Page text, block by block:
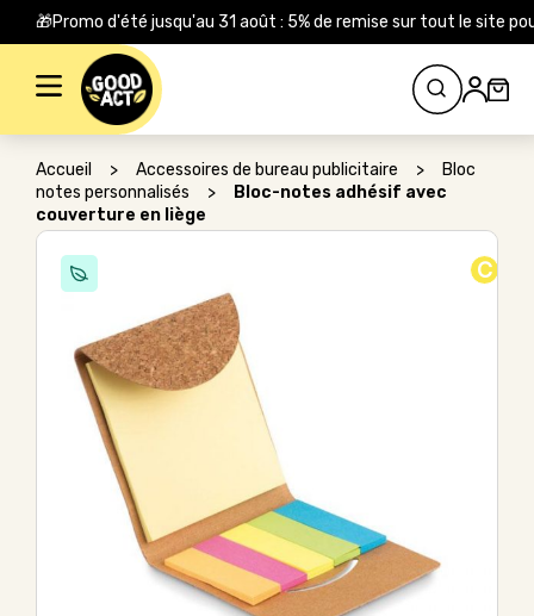
🎁Promo d'été jusqu'au 31 août : 5% de remise sur tout le site
Rechercher :
Accueil > Accessoires de bureau publicitaire >
Bloc
notes personnalisés
>
Bloc-notes adhésif avec
couverture en liège
C